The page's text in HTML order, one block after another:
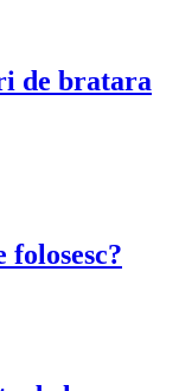
de bratara
folosesc?